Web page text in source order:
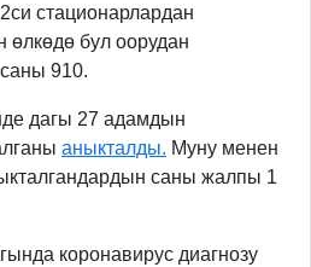
стационарлардан
өлкөдө бул оорудан
910.
дагы 27 адамдын
аныкталды. Муну менен
саны жалпы 1
коронавирус диагнозу